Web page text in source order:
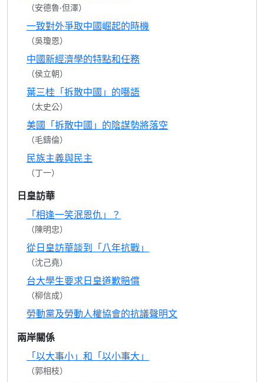
（安德魯‧但澤）
一致對外爭取中國崛起的時機
（吳瓊恩）
中國新經濟學的特點和任務
（侯立朝）
葉三桂「拆散中國」的囈語
（太史公）
美國「拆散中國」的陰謀勢將落空
（毛鑄倫）
民族主義與民主
（丁一）
日皇訪華
「相逢一笑泯恩仇」？
（陳明忠）
從日皇訪華談到「八年抗戰」
（沈己堯）
台大學生要求日皇道歉賠償
（柳信成）
勞動黨及勞動人權協會的抗議聲明文
兩岸關係
「以大事小」和「以小事大」
（郭相枝）